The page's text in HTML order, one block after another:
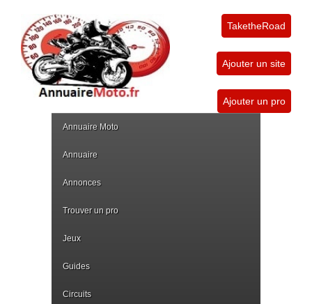
TaketheRoad
Ajouter un site
Ajouter un pro
Annuaire Moto
Annuaire
Annonces
Trouver un pro
Jeux
Guides
Circuits